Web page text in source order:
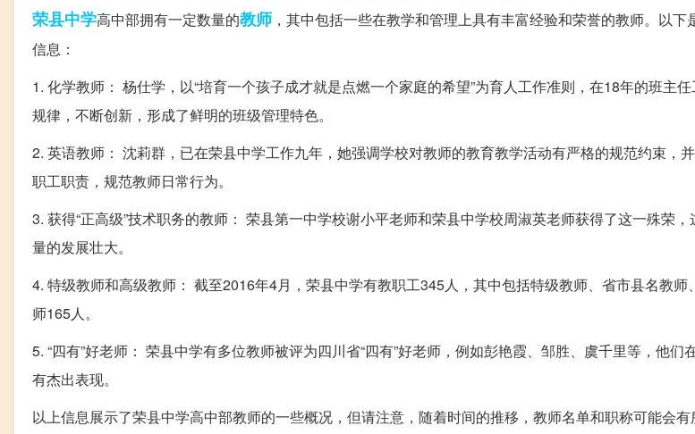
荣县中学高中部拥有一定数量的教师 ，其中包括一些在教学和管理上具有丰富经验和荣誉的教师。以
信息：
1. 化学教师： 杨仕学，以“培育一个孩子成才就是点燃一个家庭的希望”为育人工作准则，在18年的班主
规律，不断创新，形成了鲜明的班级管理特色。
2. 英语教师： 沈莉群，已在荣县中学工作九年，她强调学校对教师的教育教学活动有严格的规范约束，
职工职责，规范教师日常行为。
3. 获得“正高级”技术职务的教师： 荣县第一中学校谢小平老师和荣县中学校周淑英老师获得了这一殊荣
量的发展壮大。
4. 特级教师和高级教师： 截至2016年4月，荣县中学有教职工345人，其中包括特级教师、省市县名教师
师165人。
5. “四有”好老师： 荣县中学有多位教师被评为四川省“四有”好老师，例如彭艳霞、邹胜、虞千里等，他
有杰出表现。
以上信息展示了荣县中学高中部教师的一些概况，但请注意，随着时间的推移，教师名单和职称可能会